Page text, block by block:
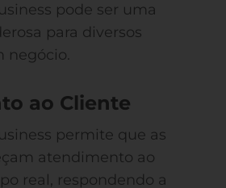
pode ser uma
para diversos
negócio.
ao Cliente
permite que as
atendimento ao
real, respondendo a